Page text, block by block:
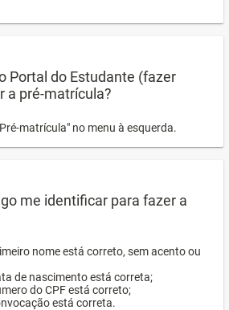
Portal do Estudante (fazer
a pré-matrícula?
matrícula" no menu à esquerda.
me identificar para fazer a
nome está correto, sem acento ou
de nascimento está correta;
do CPF está correto;
está correta.